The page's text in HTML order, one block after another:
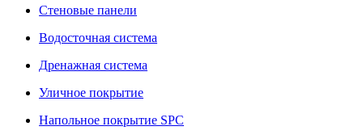
Стеновые панели
Водосточная система
Дренажная система
Уличное покрытие
Напольное покрытие SPC